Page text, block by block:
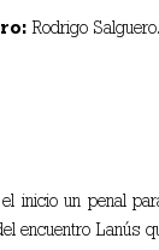
Rodrigo Salguero.
inicio un penal
encuentro Lanús